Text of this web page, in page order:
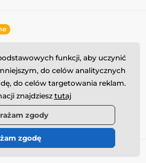
funkcji, aby uczynić
do celów analitycznych
do celów targetowania reklam.
znajdziesz tutaj
zgody
zgodę